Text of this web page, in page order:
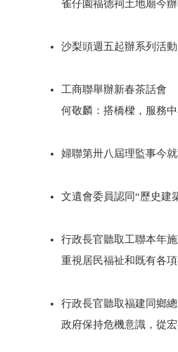
雀仔園福德祠土地廟今
2025
沙梨頭週五起辦系列活
2025
工商聯舉辦新春茶話會
何敬麟：搭橋樑，服務
2025
婦聯第卅八屆理監事今
2025
文遺會委員認同“歷史建
2025
行政長官聽取工聯本年
重視居民福祉和既有各
2025
行政長官聽取福建同鄉
政府保持危機意識，從
2025